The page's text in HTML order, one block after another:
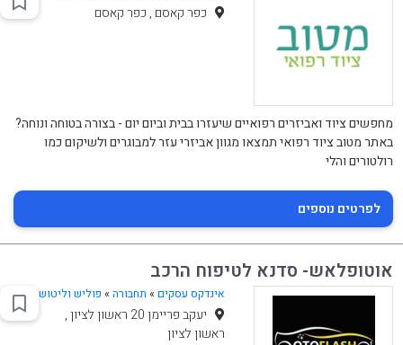
כפר קאסם , כפר קאסם
מחפשים ציוד ואביזרים רפואיים שיעזרו בבית וביום יום - בצורה בטוחה ונוחה?
באתר מטוב ציוד רפואי תמצאו מגוון אביזרי עזר למבוגרים ולשיקום כמו
רולטורים והלי
לפרטים נוספים
אוטופלאש- סדנא לטיפוח הרכב
אינדקס עסקים » תחבורה» פוליש וליטוש
יעקב פריימן 20 ראשון לציון ,
ראשון לציון